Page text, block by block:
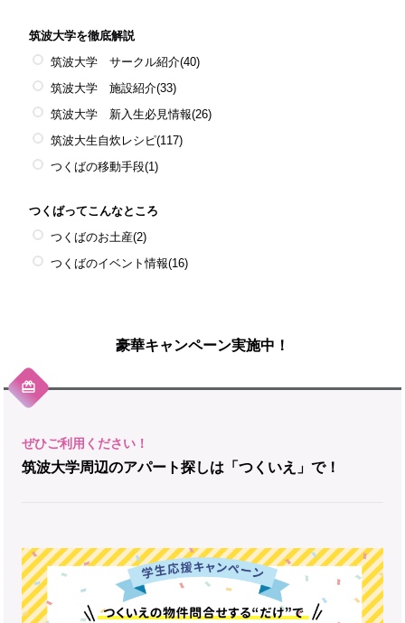
筑波大学を徹底解説
筑波大学 サークル紹介(40)
筑波大学 施設紹介(33)
筑波大学 新入生必見情報(26)
筑波大生自炊レシピ(117)
つくばの移動手段(1)
つくばってこんなところ
つくばのお土産(2)
つくばのイベント情報(16)
豪華キャンペーン実施中！
筑波大学周辺のアパート探しは「つくいえ」で！